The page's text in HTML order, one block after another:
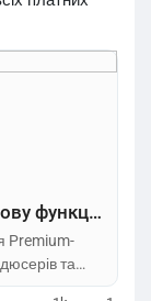
songdna-
Spotify впроваджує SongDNA — нову функцію для аналізу треків – Channel Tech
Premium-
та